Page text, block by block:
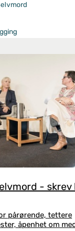
- skrev
pårørende, tettere
åpenhet om